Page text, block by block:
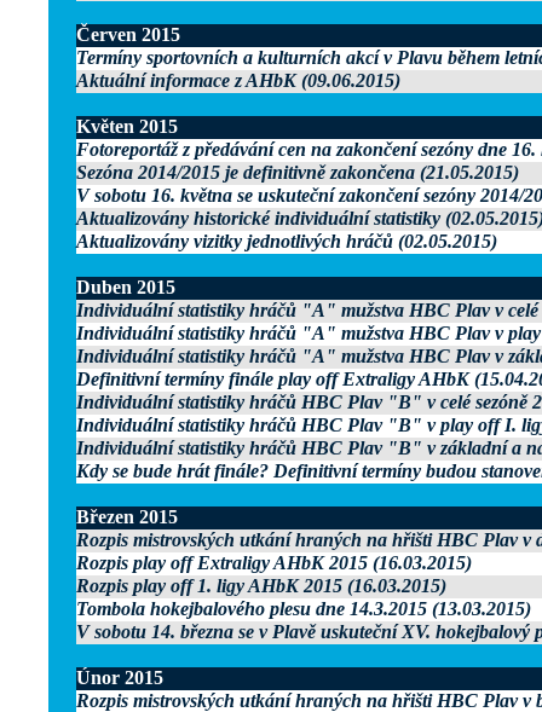
Červen 2015
Termíny sportovních a kulturních akcí v Plavu během
Aktuální informace z AHbK (09.06.2015)
Květen 2015
Fotoreportáž z předávání cen na zakončení sezóny dne
Sezóna 2014/2015 je definitivně zakončena (21.05.2015)
V sobotu 16. května se uskuteční zakončení sezóny 2014/
Aktualizovány historické individuální statistiky
Aktualizovány vizitky jednotlivých hráčů (02.05.2015)
Duben 2015
Individuální statistiky hráčů "A" mužstva HBC Plav v celé
Individuální statistiky hráčů "A" mužstva HBC Plav v
Individuální statistiky hráčů "A" mužstva HBC Plav v
Definitivní termíny finále play off Extraligy AHbK
Individuální statistiky hráčů HBC Plav "B" v celé sezóně
Individuální statistiky hráčů HBC Plav "B" v play off I.
Individuální statistiky hráčů HBC Plav "B" v základní a
Kdy se bude hrát finále? Definitivní termíny budou
Březen 2015
Rozpis mistrovských utkání hraných na hřišti HBC Plav v
Rozpis play off Extraligy AHbK 2015 (16.03.2015)
Rozpis play off 1. ligy AHbK 2015 (16.03.2015)
Tombola hokejbalového plesu dne 14.3.2015 (13.03.2015)
V sobotu 14. března se v Plavě uskuteční XV. hokejbalový
Únor 2015
Rozpis mistrovských utkání hraných na hřišti HBC Plav v